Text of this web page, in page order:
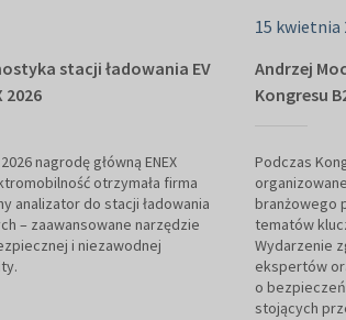
stacji ładowania EV
2026
nagrodę główną ENEX
otrzymała firma
analizator do stacji ładowania
– zaawansowane narzędzie
i niezawodnej
15 kwietnia
Andrzej
Kongresu
Podczas
branżowego
tematów
Wydarzenie
ekspertów
o
stojących